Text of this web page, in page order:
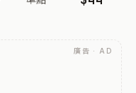
廣告 · AD